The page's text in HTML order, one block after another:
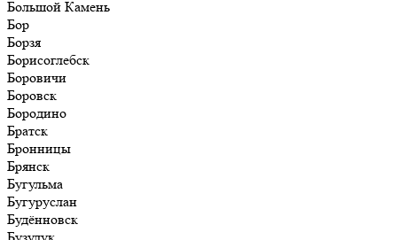
Большой Камень
Бор
Борзя
Борисоглебск
Боровичи
Боровск
Бородино
Братск
Бронницы
Брянск
Бугульма
Бугуруслан
Будённовск